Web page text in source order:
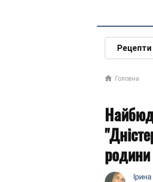
Рецепти
Головна
родини